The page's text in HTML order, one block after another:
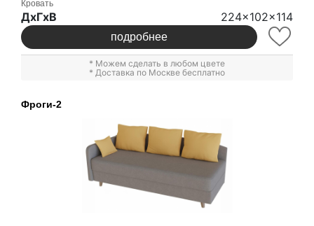
Кровать
ДxГxВ 224x102x114
подробнее
* Можем сделать в любом цвете
* Доставка по Москве бесплатно
Фроги-2